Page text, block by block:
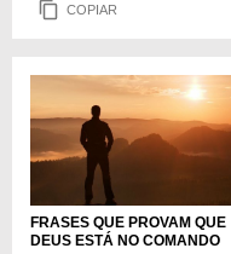
COPIAR
FRASES QUE PROVAM QUE
DEUS ESTÁ NO COMANDO